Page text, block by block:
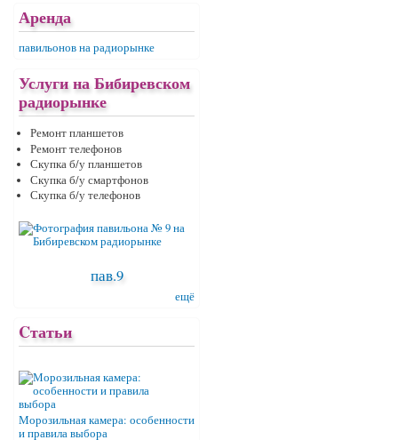
Аренда
павильонов на радиорынке
Услуги на Бибиревском
радиорынке
Ремонт планшетов
Ремонт телефонов
Скупка б/у планшетов
Скупка б/у смартфонов
Скупка б/у телефонов
пав.9
ещё
Cтатьи
Морозильная камера: особенности
и правила выбора